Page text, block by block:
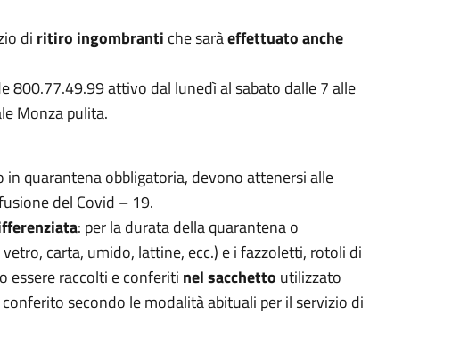
di ritiro ingombranti che saràeffettuatoanche
800.77.49.99 attivo dal lunedì al sabato dalle 7 alle
Monza pulita.
quarantena obbligatoria, devono attenersi alle
del Covid – 19.
: per la durata della quarantena o
vetro, carta, umido, lattine, ecc.) e i fazzoletti, rotoli di
essere raccolti e conferiti nel sacchetto utilizzato
secondo le modalità abituali per il servizio di